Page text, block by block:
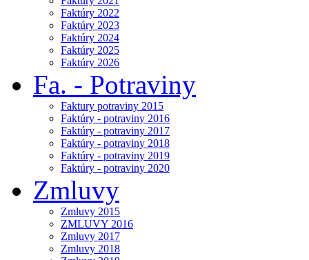
Faktúry 2022
Faktúry 2023
Faktúry 2024
Faktúry 2025
Faktúry 2026
Fa. - Potraviny
Faktury potraviny 2015
Faktúry - potraviny 2016
Faktúry - potraviny 2017
Faktúry - potraviny 2018
Faktúry - potraviny 2019
Faktúry - potraviny 2020
Zmluvy
Zmluvy 2015
ZMLUVY 2016
Zmluvy 2017
Zmluvy 2018